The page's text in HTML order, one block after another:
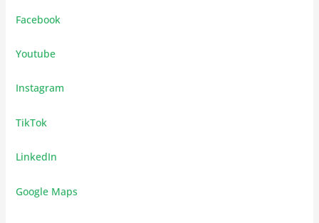
Facebook
Youtube
Instagram
TikTok
LinkedIn
Google Maps